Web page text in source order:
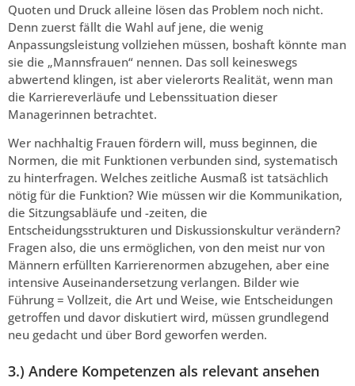
Quoten und Druck alleine lösen das Problem noch nicht.
Denn zuerst fällt die Wahl auf jene, die wenig
Anpassungsleistung vollziehen müssen, boshaft könnte man
sie die „Mannsfrauen“ nennen. Das soll keineswegs
abwertend klingen, ist aber vielerorts Realität, wenn man
die Karriereverläufe und Lebenssituation dieser
Managerinnen betrachtet.
Wer nachhaltig Frauen fördern will, muss beginnen, die
Normen, die mit Funktionen verbunden sind, systematisch
zu hinterfragen. Welches zeitliche Ausmaß ist tatsächlich
nötig für die Funktion? Wie müssen wir die Kommunikation,
die Sitzungsabläufe und -zeiten, die
Entscheidungsstrukturen und Diskussionskultur verändern?
Fragen also, die uns ermöglichen, von den meist nur von
Männern erfüllten Karrierenormen abzugehen, aber eine
intensive Auseinandersetzung verlangen. Bilder wie
Führung = Vollzeit, die Art und Weise, wie Entscheidungen
getroffen und davor diskutiert wird, müssen grundlegend
neu gedacht und über Bord geworfen werden.
3.) Andere Kompetenzen als relevant ansehen